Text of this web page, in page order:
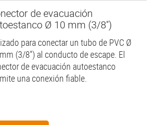
de evacuación
Ø 10 mm (3/8'')
para conectar un tubo de PVC Ø
(3/8'') al conducto de escape. El
de evacuación autoestanco
una conexión fiable.